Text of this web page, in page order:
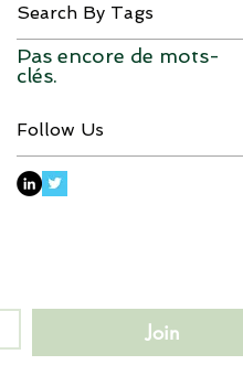
Search By Tags
Pas encore de mots-
clés.
Follow Us
Join